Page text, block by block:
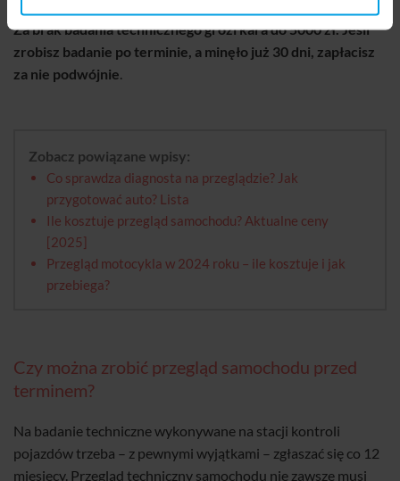
Za brak badania technicznego grozi kara do 5000 zł. Jeśli
zrobisz badanie po terminie, a minęło już 30 dni, zapłacisz
za nie podwójnie.
Zobacz powiązane wpisy:
Co sprawdza diagnosta na przeglądzie? Jak
przygotować auto? Lista
Ile kosztuje przegląd samochodu? Aktualne ceny
[2025]
Przegląd motocykla w 2024 roku – ile kosztuje i jak
przebiega?
Czy można zrobić przegląd samochodu przed
terminem?
Na badanie techniczne wykonywane na stacji kontroli
pojazdów trzeba – z pewnymi wyjątkami – zgłaszać się co 12
miesięcy. Przegląd techniczny samochodu nie zawsze musi